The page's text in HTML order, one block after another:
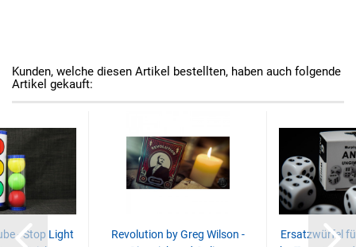
Kunden, welche diesen Artikel bestellten, haben auch folgende
Artikel gekauft:
- Stop Light
Revolution by Greg Wilson -
Ersatzwürfel